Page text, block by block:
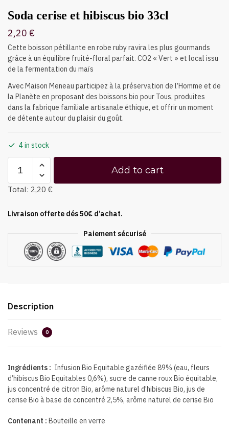
Soda cerise et hibiscus bio 33cl
2,20 €
Cette boisson pétillante en robe ruby ravira les plus gourmands
grâce à un équilibre fruité-floral parfait. CO2 « Vert » et local issu
de la fermentation du maïs
Avec Maison Meneau participez à la préservation de l’Homme et de
la Planète en proposant des boissons bio pour Tous, produites
dans la fabrique familiale artisanale éthique, et offrir un moment
de détente autour du plaisir du goût.
4 in stock
Add to cart
Total: 2,20 €
Livraison offerte dés 50€ d’achat.
Paiement sécurisé
Description
Reviews 0
Ingrédients : Infusion Bio Equitable gazéifiée 89% (eau, fleurs
d’hibiscus Bio Equitables 0,6%), sucre de canne roux Bio équitable,
jus concentré de citron Bio, arôme naturel d’hibiscus Bio, jus de
cerise Bio à base de concentré 2,5%, arôme naturel de cerise Bio
Contenant : Bouteille en verre